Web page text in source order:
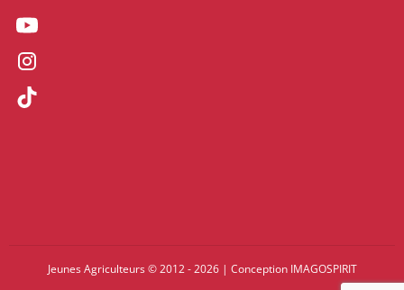
Jeunes Agriculteurs © 2012 - 2026 | Conception IMAGOSPIRIT